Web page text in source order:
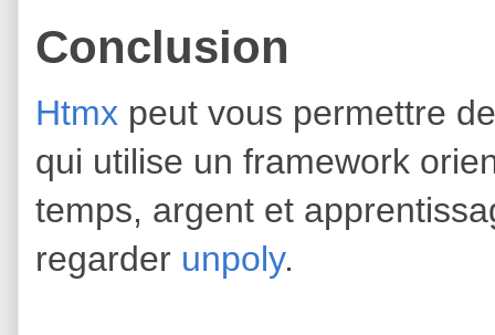
Conclusion
Htmx peut vous permettre
qui utilise un framework
temps, argent et
regarder unpoly.